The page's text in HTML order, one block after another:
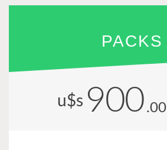
PACKS
u$s 900 .00